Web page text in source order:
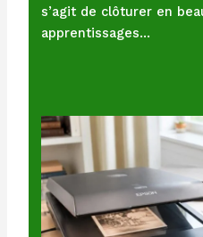
s’agit de clôturer en
apprentissages…